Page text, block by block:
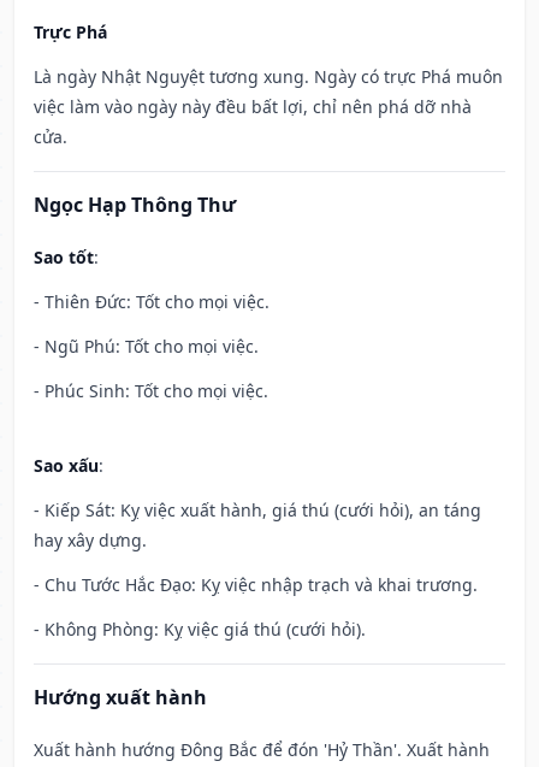
Trực Phá
Là ngày Nhật Nguyệt tương xung. Ngày có trực Phá muôn
việc làm vào ngày này đều bất lợi, chỉ nên phá dỡ nhà
cửa.
Ngọc Hạp Thông Thư
Sao tốt:
- Thiên Đức: Tốt cho mọi việc.
- Ngũ Phú: Tốt cho mọi việc.
- Phúc Sinh: Tốt cho mọi việc.
Sao xấu:
- Kiếp Sát: Kỵ việc xuất hành, giá thú (cưới hỏi), an táng
hay xây dựng.
- Chu Tước Hắc Đạo: Kỵ việc nhập trạch và khai trương.
- Không Phòng: Kỵ việc giá thú (cưới hỏi).
Hướng xuất hành
Xuất hành hướng Đông Bắc để đón 'Hỷ Thần'. Xuất hành